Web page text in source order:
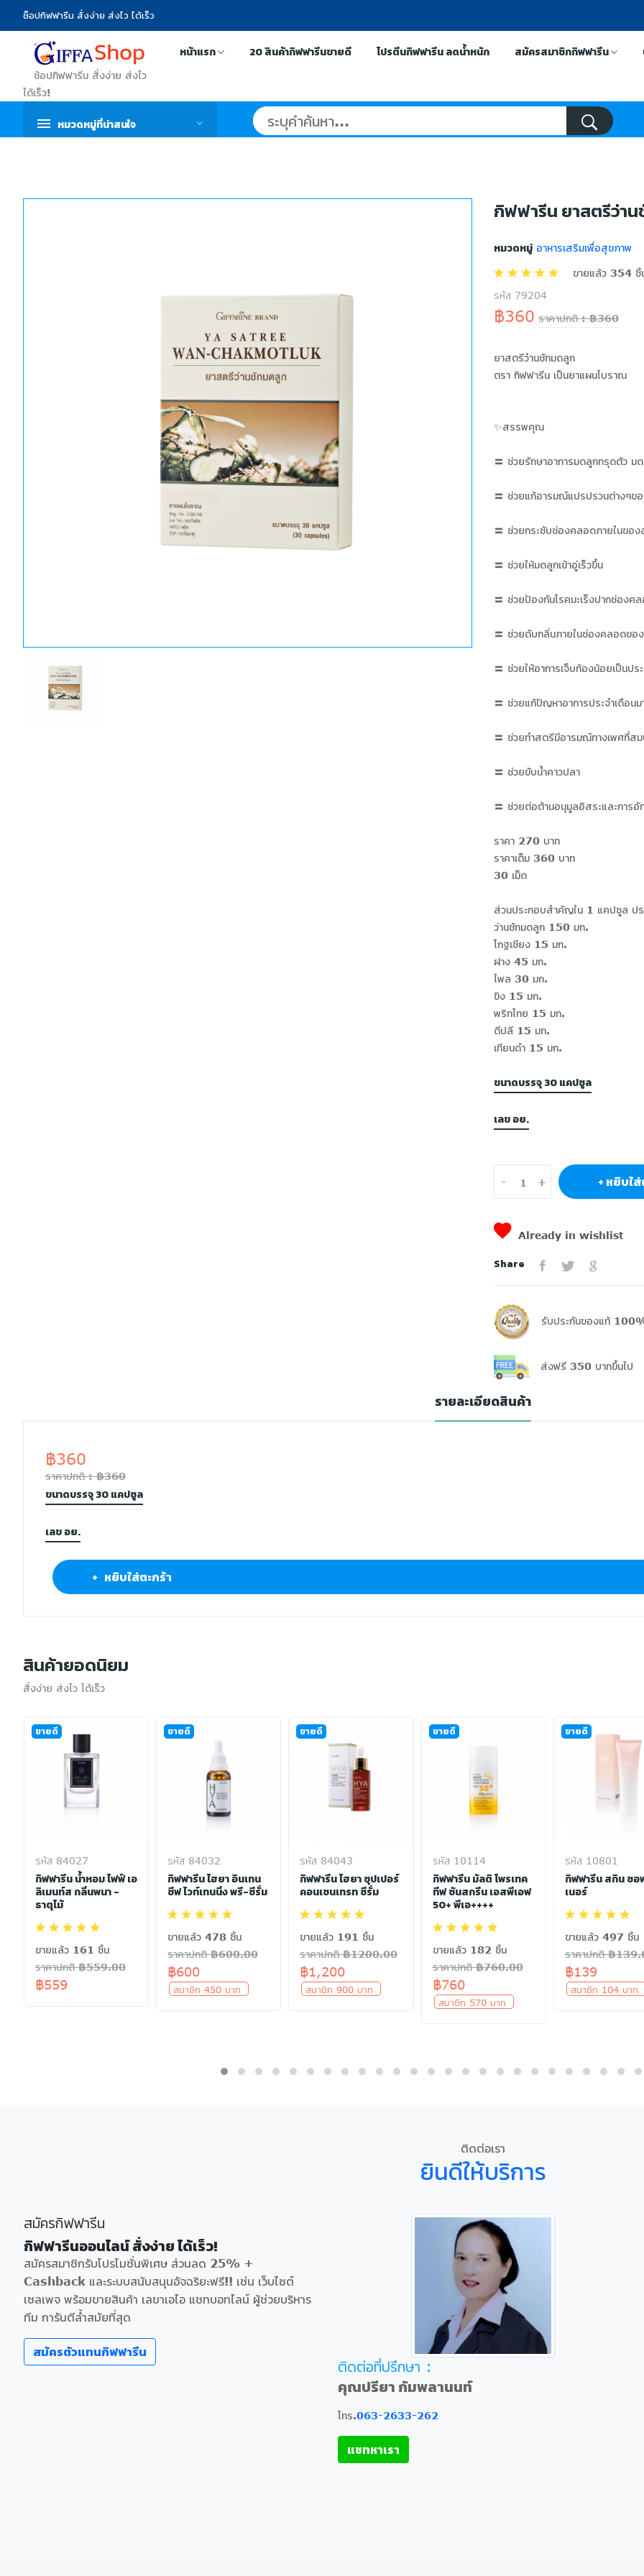
ช็อปกิฟฟารีน สั่งง่าย ส่งไว ได้เร็ว
ช้อปกิฟฟารีน สั่งง่าย ส่งไว
ได้เร็ว!
หน้าแรก 20 สินค้ากิฟฟารีนขายดี โปรตีนกิฟฟารีน ลดน้ำหนัก สมัครสมาชิกกิฟฟารีน
หมวดหมู่ที่น่าสนใจ
กิฟฟารีน ยาสตรีว่า
หมวดหมู่ อาหารเสริมเพื่อสุขภาพ
ขายแล้ว 354 ชิ้
รหัส 79204
฿360 ราคาปกติ : ฿360
ยาสตรีว๋านชักมดลูก
ตรา กิฟฟารีน เป็นยาแผนโบราณ
✨สรรพคุณ
〓 ช่วยรักษาอาการมดลูกทรุดตัว มด
〓 ช่วยแก้อารมณ์แปรปรวนต่างๆข
〓 ช่วยกระชับช่องคลอดภายในขอ
〓 ช่วยให้มดลูกเข้าอู่เร็วขึ้น
〓 ช่วยป้องกันโรคมะเร็งปากช่องค
〓 ช่วยดับกลิ่นภายในช่องคลอดขอ
〓 ช่วยให้อาการเจ็บท้องน้อยเป็นปร
〓 ช่วยแก้ปัญหาอาการประจำเดือนม
〓 ช่วยทำสตรีมีอารมณ์ทางเพศที่ส
〓 ช่วยขับน้ำคาวปลา
〓 ช่วยต่อต้านอนุมูลอิสระและการอั
ราคา 270 บาท
ราคาเต็ม 360 บาท
30 เม็ด
ส่วนประกอบสำคัญใน 1 แคปซูล ป
ว่านชักมดลูก 150 มก.
โกฐเชียง 15 มก.
ฝาง 45 มก.
ไพล 30 มก.
ขิง 15 มก.
พริกไทย 15 มก.
ดีปลี 15 มก.
เทียนดำ 15 มก.
ขนาดบรรจุ 30 แคปซูล
เลข อย.
- + + หยิบใ
Already in wishlist
Share
รับประกันของแท้
ส่งฟรี 350 บาทขึ้นไป
รายละเอียดสินค้า
฿360
ราคาปกติ : ฿360
ขนาดบรรจุ 30 แคปซูล
เลข อย.
+ หยิบใส่ตะกร้า
สินค้ายอดนิยม
สั่งง่าย ส่งไว ได้เร็ว
ขายดี
รหัส 84027
กิฟฟารีน น้ำหอม ไฟฟ์ เอ
ลิเมนท์ส กลิ่นพนา -
ธาตุไม้
ขายแล้ว 161 ชิ้น
ราคาปกติ ฿559.00
฿559
ขายดี
รหัส 84032
กิฟฟารีน ไฮยา อินเทน
ซีฟ ไวท์เทนนิ่ง พรี-ซีรั่ม
ขายแล้ว 478 ชิ้น
ราคาปกติ ฿600.00
฿600
สมาชิก 450 บาท
ขายดี
รหัส 84043
กิฟฟารีน ไฮยา ซุปเปอร์
คอนเซนเทรท ซีรั่ม
ขายแล้ว 191 ชิ้น
ราคาปกติ ฿1200.00
฿1,200
สมาชิก 900 บาท
ขายดี
รหัส 10114
กิฟฟารีน มัลติ โพรเทค
ทีฟ ซันสกรีน เอสพีเอฟ
50+ พีเอ++++
ขายแล้ว 182 ชิ้น
ราคาปกติ ฿760.00
฿760
สมาชิก 570 บาท
ขายดี
รหัส 10801
กิฟฟารีน สกิน ซอ
เนอร์
ขายแล้ว 497 ชิ้น
ราคาปกติ ฿
฿139
สมาชิก 104 บาท
ติดต่อเรา
ยินดีให้บริการ
สมัครกิฟฟารีน
กิฟฟารีนออนไลน์ สั่งง่าย ได้เร็ว!
สมัครสมาชิกรับโปรโมชั่นพิเศษ ส่วนลด 25% +
Cashback และระบบสนับสนุนอัจฉริยะฟรี!! เช่น เว็บไซต์
เซลเพจ พร้อมขายสินค้า เลขาเอไอ แชทบอทไลน์ ผู้ช่วยบริหาร
ทีม การันตีล้ำสมัยที่สุด
สมัครตัวแทนกิฟฟารีน
ติดต่อที่ปรึกษา :
คุณปรียา กัมพลานนท์
โทร.063-2633-262
แชทหาเรา